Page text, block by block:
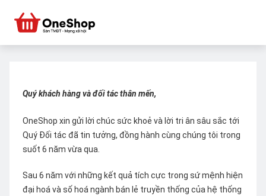
Quý khách hàng và đối tác thân mến,
OneShop xin gửi lời chúc sức khoẻ và lời tri ân sâu sắc tới
Quý Đối tác đã tin tưởng, đồng hành cùng chúng tôi trong
suốt 6 năm vừa qua.
Sau 6 năm với những kết quả tích cực trong sứ mệnh hiện
đại hoá và số hoá ngành bán lẻ truyền thống của hệ thống